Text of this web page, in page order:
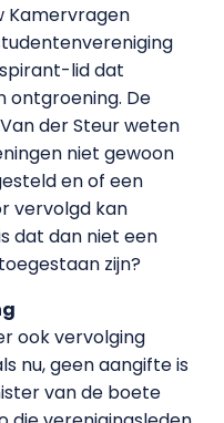
Kamervragen
lid dat
ontgroening. De
der Steur weten
niet gewoon
en of een
vervolgd kan
dat dan niet een
zijn?
ook vervolging
nu, geen aangifte is
van de boete